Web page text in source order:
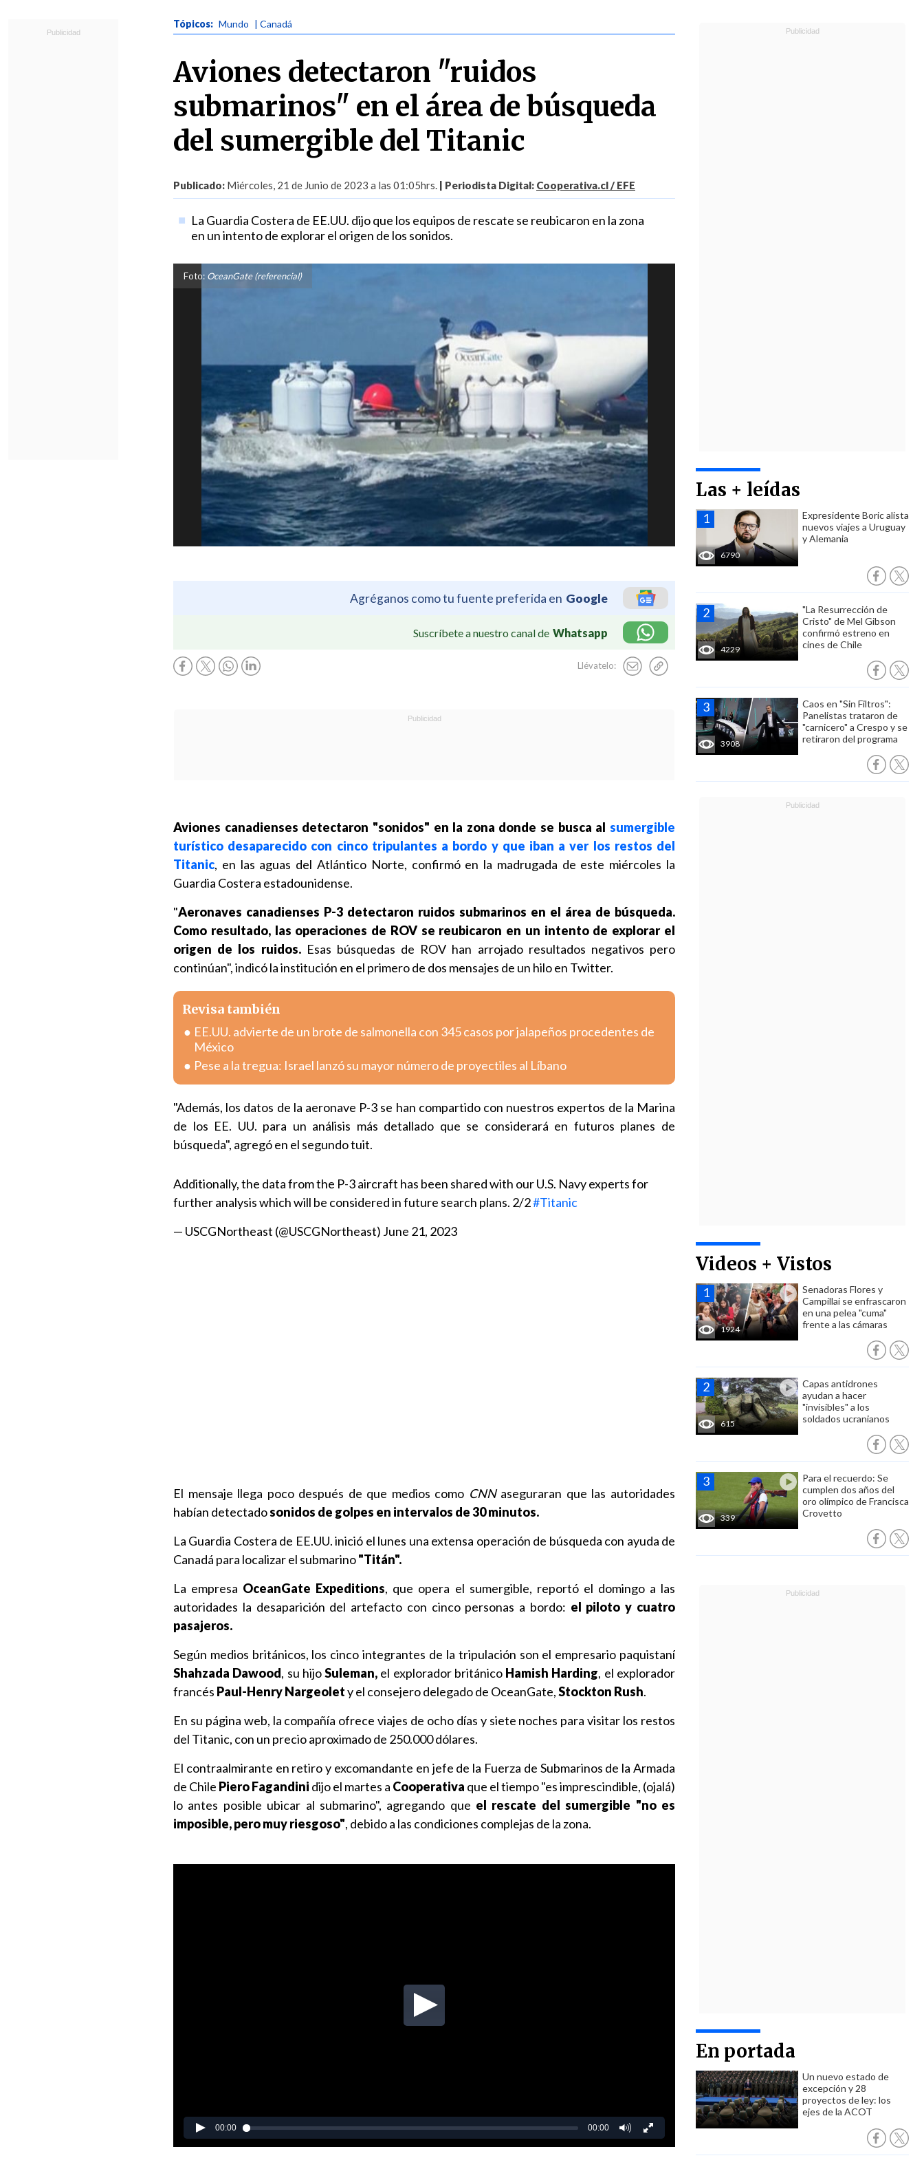
Tópicos: Mundo | Canadá
Aviones detectaron "ruidos
submarinos" en el área de búsqueda
del sumergible del Titanic
Publicado: Miércoles, 21 de Junio de 2023 a las 01:05hrs. | Periodista Digital: Cooperativa.cl / EFE
La Guardia Costera de EE.UU. dijo que los equipos de rescate se reubicaron en la zona
en un intento de explorar el origen de los sonidos.
Foto: OceanGate (referencial)
Agréganos como tu fuente preferida en Google
Suscríbete a nuestro canal de Whatsapp
Llévatelo:
Las + leídas
6790
Expresidente Boric alista
nuevos viajes a Uruguay
y Alemania
4229
"La Resurrección de
Cristo" de Mel Gibson
confirmó estreno en
cines de Chile
3908
Caos en "Sin Filtros":
Panelistas trataron de
"carnicero" a Crespo y se
retiraron del programa
Videos + Vistos
1924
Senadoras Flores y
Campillai se enfrascaron
en una pelea "cuma"
frente a las cámaras
615
Capas antidrones
ayudan a hacer
"invisibles" a los
soldados ucranianos
339
Para el recuerdo: Se
cumplen dos años del
oro olímpico de Francisca
Crovetto
En portada
Un nuevo estado de
excepción y 28
proyectos de ley: los
ejes de la ACOT
Aviones canadienses detectaron "sonidos" en la zona donde se busca al sumergible
turístico desaparecido con cinco tripulantes a bordo y que iban a ver los restos del
Titanic, en las aguas del Atlántico Norte, confirmó en la madrugada de este miércoles la
Guardia Costera estadounidense.
"Aeronaves canadienses P-3 detectaron ruidos submarinos en el área de búsqueda.
Como resultado, las operaciones de ROV se reubicaron en un intento de explorar el
origen de los ruidos.Esas búsquedas de ROV han arrojado resultados negativos pero
continúan", indicó la institución en el primero de dos mensajes de un hilo en Twitter.
Revisa también
EE.UU. advierte de un brote de salmonella con 345 casos por jalapeños procedentes de
México
Pese a la tregua: Israel lanzó su mayor número de proyectiles al Líbano
"Además, los datos de la aeronave P-3 se han compartido con nuestros expertos de la Marina
de los EE. UU. para un análisis más detallado que se considerará en futuros planes de
búsqueda", agregó en el segundo tuit.
Additionally, the data from the P-3 aircraft has been shared with our U.S. Navy experts for
further analysis which will be considered in future search plans. 2/2#Titanic
— USCGNortheast (@USCGNortheast) June 21, 2023
El mensaje llega poco después de que medios como CNNaseguraran que las autoridades
habían detectadosonidos de golpes en intervalos de 30 minutos.
La Guardia Costera de EE.UU. inició el lunes una extensa operación de búsqueda con ayuda de
Canadá para localizar el submarino"Titán".
La empresa OceanGate Expeditions, que opera el sumergible, reportó el domingo a las
autoridades la desaparición del artefacto con cinco personas a bordo: el piloto y cuatro
pasajeros.
Según medios británicos, los cinco integrantes de la tripulación son el empresario paquistaní
Shahzada Dawood, su hijoSuleman, el explorador británico Hamish Harding, el explorador
francés Paul-Henry Nargeolety el consejero delegado de OceanGate,Stockton Rush.
En su página web, la compañía ofrece viajes de ocho días y siete noches para visitar los restos
del Titanic, con un precio aproximado de 250.000 dólares.
El contraalmirante en retiro y excomandante en jefe de la Fuerza de Submarinos de la Armada
de Chile Piero Fagandini dijo el martes a Cooperativa que el tiempo "es imprescindible, (ojalá)
lo antes posible ubicar al submarino", agregando que el rescate del sumergible "no es
imposible, pero muy riesgoso", debido a las condiciones complejas de la zona.